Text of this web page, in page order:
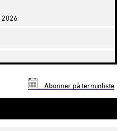
2026
Abonner på terminliste